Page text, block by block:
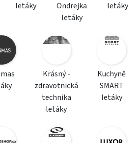
letáky
Ondrejka
letáky
letáky
Krásný -
zdravotnická
technika
letáky
Kuchyně
SMART
letáky